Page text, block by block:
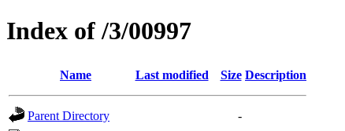
Index of /3/00997
Name Last modified Size Description
Parent Directory
-